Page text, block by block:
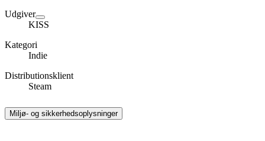
Udgiver
KISS
Kategori
Indie
Distributionsklient
Steam
Miljø- og sikkerhedsoplysninger